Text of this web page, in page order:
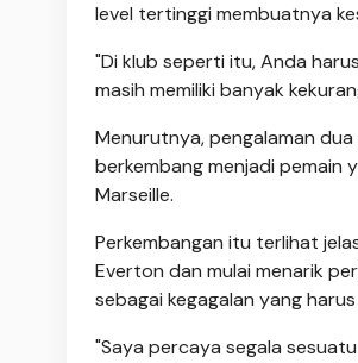
level tertinggi membuatnya
"Di klub seperti itu, Anda
masih memiliki banyak
Menurutnya, pengalaman
berkembang menjadi pemain
Marseille.
Perkembangan itu terlihat
Everton dan mulai menarik
sebagai kegagalan yang
"Saya percaya segala